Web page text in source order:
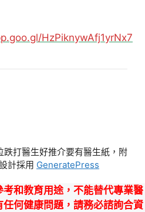
HzPiknywAfj1yrNx7
打醫生好推介要有醫生紙，附
計採用 GeneratePress
考和教育用途，不能替代專業醫
何健康問題，請務必諮詢合資